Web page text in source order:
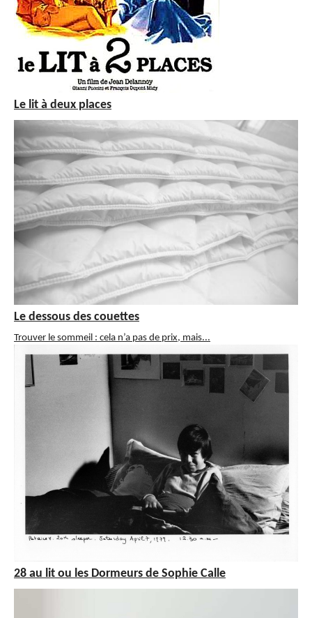
Le lit à deux places
Le dessous des couettes
Trouver le sommeil : cela n’a pas de prix, mais...
28 au lit ou les Dormeurs de Sophie Calle